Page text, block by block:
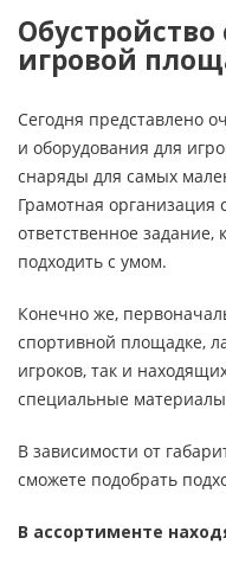
игровой
Сегодня представлено
и оборудования для
снаряды для самых
Грамотная организация
ответственное
подходить с умом.
Конечно же,
спортивной площадке,
игроков, так и
специальные
В зависимости от
сможете подобрать
В ассортименте